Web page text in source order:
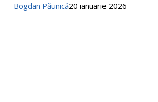
Ads
Bogdan Păunică20 ianuarie 2026